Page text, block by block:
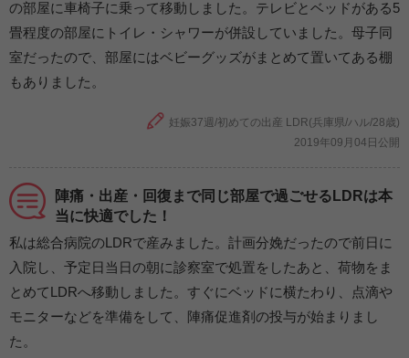
の部屋に車椅子に乗って移動しました。テレビとベッドがある5
畳程度の部屋にトイレ・シャワーが併設していました。母子同
室だったので、部屋にはベビーグッズがまとめて置いてある棚
もありました。
妊娠37週/初めての出産 LDR(兵庫県/ハル/28歳)
2019年09月04日公開
陣痛・出産・回復まで同じ部屋で過ごせるLDRは本
当に快適でした！
私は総合病院のLDRで産みました。計画分娩だったので前日に
入院し、予定日当日の朝に診察室で処置をしたあと、荷物をま
とめてLDRへ移動しました。すぐにベッドに横たわり、点滴や
モニターなどを準備をして、陣痛促進剤の投与が始まりまし
た。